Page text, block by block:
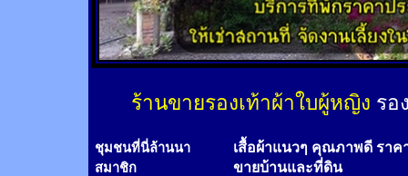
ร้านขายรองเท้าผ้าใบผู้หญิง รอ
ชุมชนที่นี่ล้านนา เสื้อผ้าแนวๆ คุณภาพดี ราค
สมาชิก ขายบ้านและที่ดิน